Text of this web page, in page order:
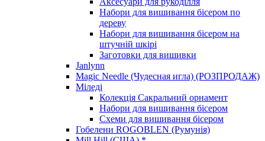
Набори для вишивання бісером по
дереву
Набори для вишивання бісером на
штучній шкірі
Заготовки для вишивки
Janlynn
Magic Needle (Чудесная игла) (РОЗПРОДАЖ)
Міледі
Колекція Сакральний орнамент
Набори для вишивання бісером
Схеми для вишивання бісером
Гобелени ROGOBLEN (Румунія)